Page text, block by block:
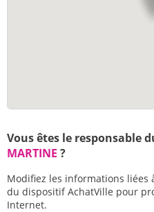
Vous êtes le responsable
MARTINE ?
Modifiez les informations liées
du dispositif AchatVille pour
Internet.